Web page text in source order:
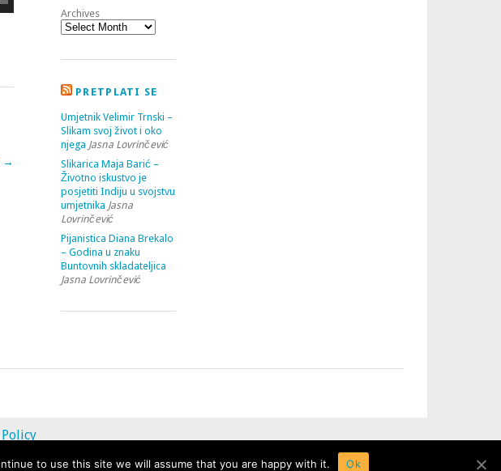
→
Archives
PRETPLATI SE
Umjetnik Velimir Trnski –
Slikam svoj život i oko
njega Jasna Lovrinčević
Slikarica Maja Barić –
Životno iskustvo je
posjetiti Indiju u svojstvu
umjetnika Jasna
Lovrinčević
Pijanistica Diana Brekalo
– Godina u znaku
Buntovnih skladateljica
Jasna Lovrinčević
Rechte vorbehalten.
to use this site we will assume that you are happy with it. Ok